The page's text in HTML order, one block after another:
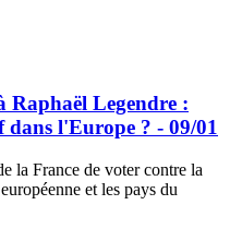
Raphaël Legendre :
dans l'Europe ? - 09/01
la France de voter contre la
et les pays du